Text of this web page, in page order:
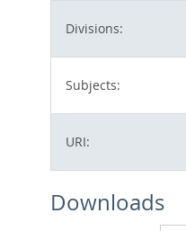
Divisions:
Subjects:
URI:
Downloads